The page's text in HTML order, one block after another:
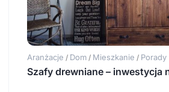
Aranżacje / Dom / Mieszkanie / Porady
Szafy drewniane – inwestycja